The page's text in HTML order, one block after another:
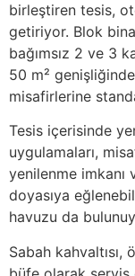
birleştiren tesis,
getiriyor. Blok
bağımsız 2 ve 3
50 m²
misafirlerine
Tesis içerisinde
uygulamaları,
yenilenme imkanı
doyasıya
havuzu da
Sabah